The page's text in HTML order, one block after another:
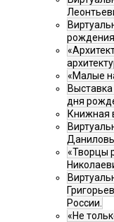
«Малые
дня
Книжная
«Творцы
России.
«Не